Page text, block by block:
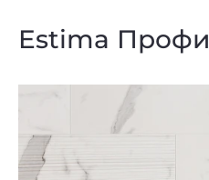
Estima Профи